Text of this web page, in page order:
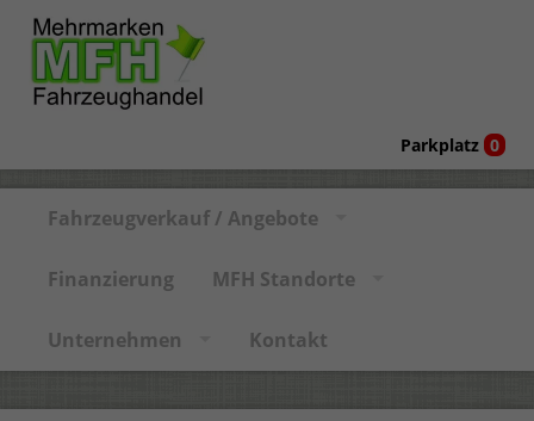
Parkplatz 0
Fahrzeugverkauf / Angebote
Finanzierung MFH Standorte
Unternehmen Kontakt